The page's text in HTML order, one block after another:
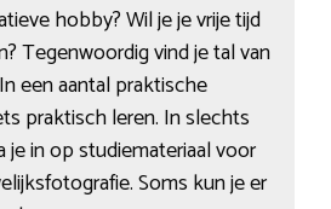
hobby? Wil je je vrije tijd
Tegenwoordig vind je tal van
een aantal praktische
praktisch leren. In slechts
je in op studiemateriaal voor
Soms kun je er